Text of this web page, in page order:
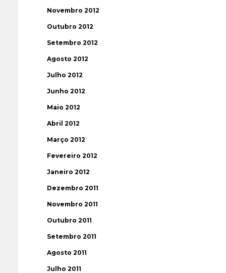
Novembro 2012
Outubro 2012
Setembro 2012
Agosto 2012
Julho 2012
Junho 2012
Maio 2012
Abril 2012
Março 2012
Fevereiro 2012
Janeiro 2012
Dezembro 2011
Novembro 2011
Outubro 2011
Setembro 2011
Agosto 2011
Julho 2011